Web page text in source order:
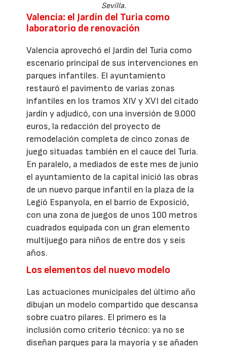
Sevilla.
Valencia: el Jardín del Turia como
laboratorio de renovación
Valencia aprovechó el Jardín del Turia como
escenario principal de sus intervenciones en
parques infantiles. El ayuntamiento
restauró el pavimento de varias zonas
infantiles en los tramos XIV y XVI del citado
jardín y adjudicó, con una inversión de 9.000
euros, la redacción del proyecto de
remodelación completa de cinco zonas de
juego situadas también en el cauce del Turia.
En paralelo, a mediados de este mes de junio
el ayuntamiento de la capital inició las obras
de un nuevo parque infantil en la plaza de la
Legió Espanyola, en el barrio de Exposició,
con una zona de juegos de unos 100 metros
cuadrados equipada con un gran elemento
multijuego para niños de entre dos y seis
años.
Los elementos del nuevo modelo
Las actuaciones municipales del último año
dibujan un modelo compartido que descansa
sobre cuatro pilares. El primero es la
inclusión como criterio técnico: ya no se
diseñan parques para la mayoría y se añaden